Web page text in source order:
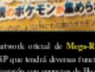
oficial deMega-
que tendrá diversas